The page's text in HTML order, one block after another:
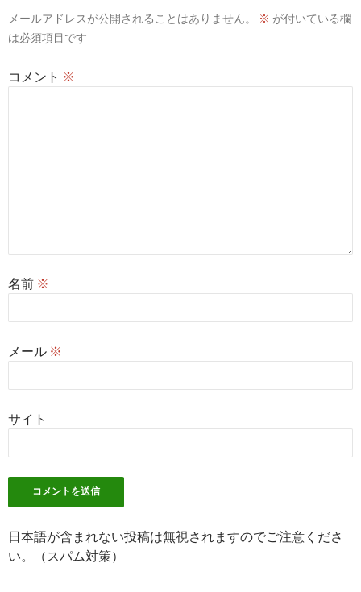
ョ
メールアドレスが公開されることはありません。 ※ が付いている欄
は必須項目です
コメント ※
名前 ※
メール ※
サイト
日本語が含まれない投稿は無視されますのでご注意くださ
い。（スパム対策）